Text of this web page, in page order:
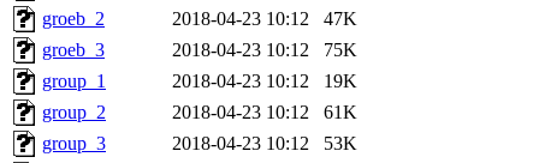
groeb_2
2018-04-23 10:12
47K
groeb_3
2018-04-23 10:12
75K
group_1
2018-04-23 10:12
19K
group_2
2018-04-23 10:12
61K
group_3
2018-04-23 10:12
53K